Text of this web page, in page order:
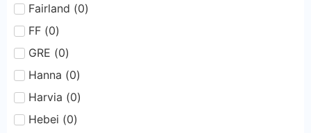
Fairland (0)
FF (0)
GRE (0)
Hanna (0)
Harvia (0)
Hebei (0)